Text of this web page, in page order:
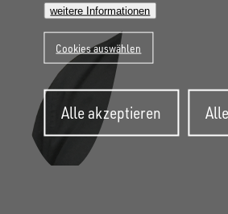
weitere Informationen
Cookies auswählen
Alle akzeptieren